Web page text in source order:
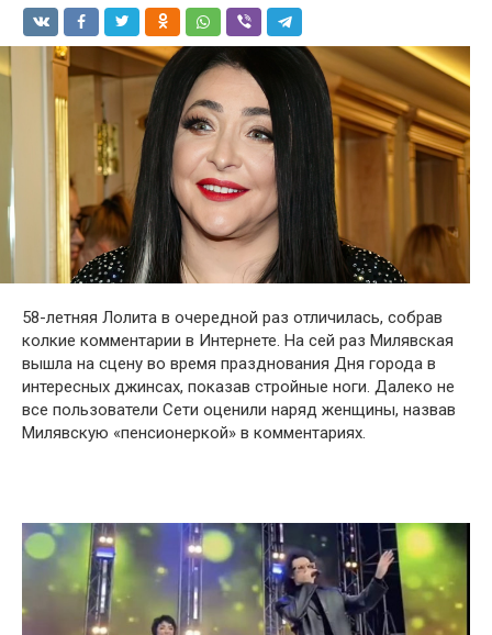
58-летняя Лолита в очередной раз отличилась, собрав
колкие комментарии в Интернете. На сей раз Милявская
вышла на сцену во время празднования Дня города в
интересных джинсах, показав стройные ноги. Далеко не
все пользователи Сети оценили наряд женщины, назвав
Милявскую «пенсионеркой» в комментариях.